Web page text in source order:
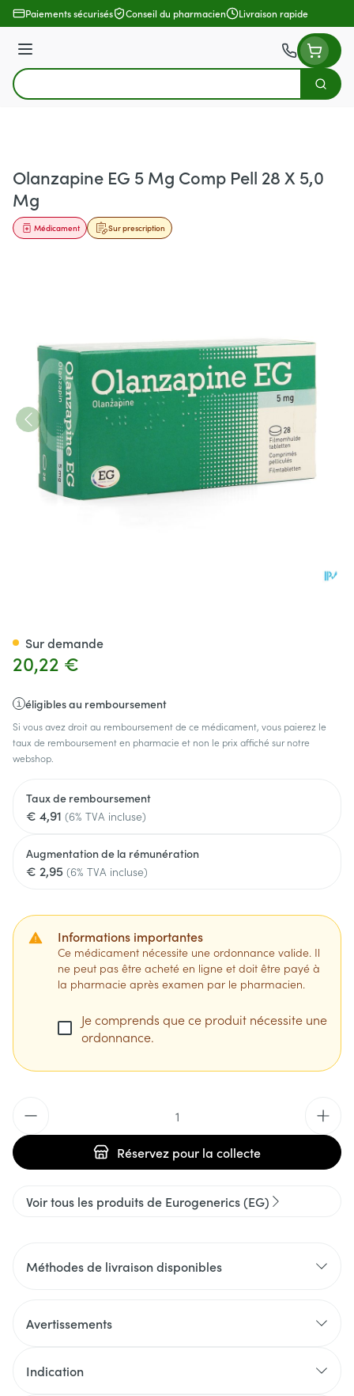
Aller au contenu
Paiements sécurisés Conseil du pharmacien Livraison rapide
Menu
Rechercher
Olanzapine EG 5 Mg Comp Pell 28 X 5,0
Mg
Sur prescription
Médicament
20,22 €
éligibles au remboursement
Si vous avez droit au remboursement de ce médicament, vous paierez le
taux de remboursement en pharmacie et non le prix affiché sur notre
webshop.
Taux de remboursement
€ 4,91 (6% TVA incluse)
Augmentation de la rémunération
€ 2,95 (6% TVA incluse)
Informations importantes
Ce médicament nécessite une ordonnance valide. Il
ne peut pas être acheté en ligne et doit être payé à
la pharmacie après examen par le pharmacien.
Je comprends que ce produit nécessite une
ordonnance.
Réservez pour la collecte
Sur demande
Voir tous les produits de Eurogenerics (EG)
Méthodes de livraison disponibles
Avertissements
Indication